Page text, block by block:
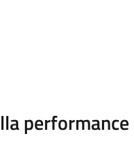
performance